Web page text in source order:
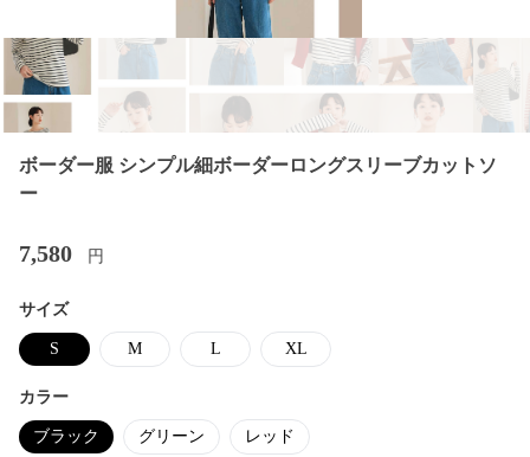
ボーダー服 シンプル細ボーダーロングスリーブカットソ
ー
7,580 円
サイズ
S M L XL
カラー
ブラック グリーン レッド